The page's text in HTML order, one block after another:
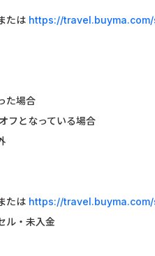
静岡銀行カードロ
みずほ銀行「口座
ポケットリサーチ
たは https://
た場合
フとなっている場合
たは https://
ル・未入金